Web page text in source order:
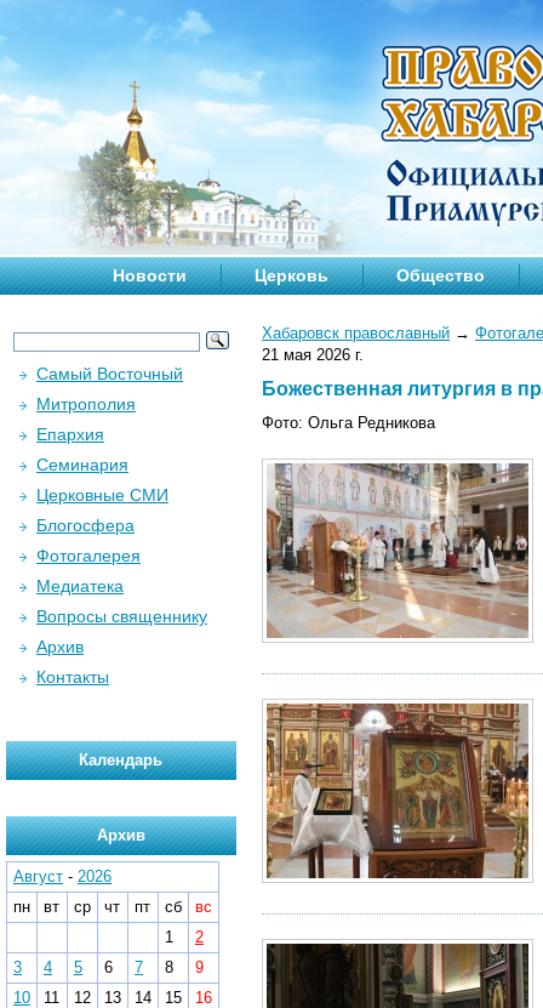
Новости Церковь Общество
Хабаровск православный →
21 мая 2026 г.
Божественная литургия в
Фото: Ольга Редникова
Самый Восточный
Митрополия
Епархия
Семинария
Церковные СМИ
Блогосфера
Фотогалерея
Медиатека
Вопросы священнику
Архив
Контакты
Календарь
Архив
Август - 2026
пн
вт ср чт пт сб
вс
1
2
3
4 5 6 7 8
9
10
11 12 13 14 15
16